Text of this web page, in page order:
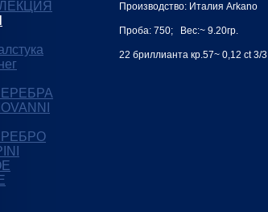
Производство: Италия Arkano
Проба: 750; Вес:~ 9.20гр.
22 бриллианта кр.57~ 0,12 ct 3/3